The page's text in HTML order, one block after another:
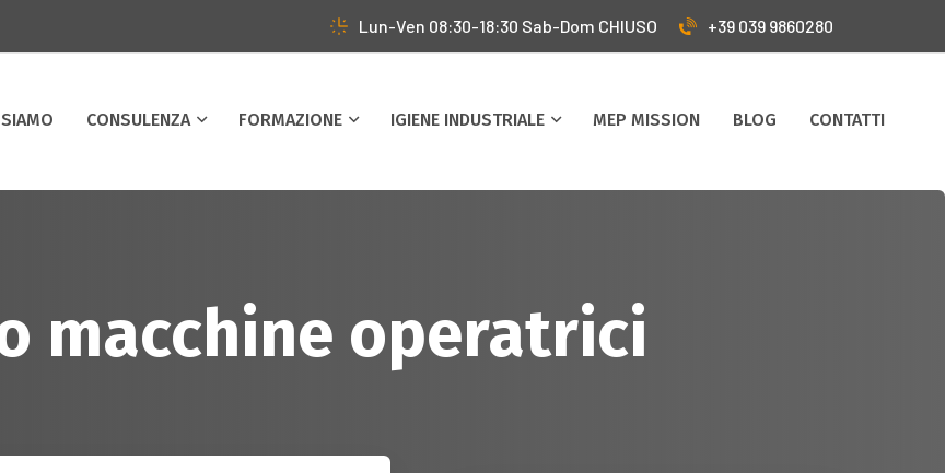
Lun-Ven 08:30-18:30 Sab-Dom CHIUSO +39 039 9860280
CONSULENZA FORMAZIONE IGIENE INDUSTRIALE MEP MISSION BLOG CONTATTI
macchine operatrici